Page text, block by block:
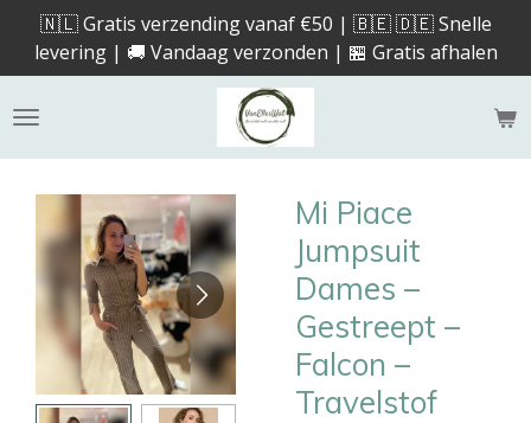
direct
naar
de
🇳🇱 Gratis verzending vanaf €50 | 🇧🇪 🇩🇪 Snelle
levering | 🚚 Vandaag verzonden | 🏪 Gratis afhalen
Mi Piace
Jumpsuit
Dames –
Gestreept –
Falcon –
Travelstof